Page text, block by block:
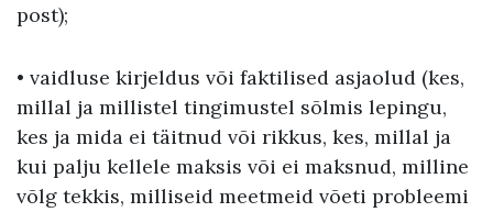
post);
• vaidluse kirjeldus või faktilised asjaolud (kes,
millal ja millistel tingimustel sõlmis lepingu,
kes ja mida ei täitnud või rikkus, kes, millal ja
kui palju kellele maksis või ei maksnud, milline
võlg tekkis, milliseid meetmeid võeti probleemi